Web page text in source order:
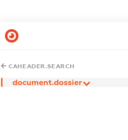
CAHEADER.SEARCH
document.dossier